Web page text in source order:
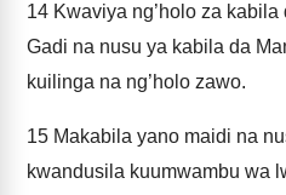
14 Kwaviya ng’holo za
Gadi na nusu ya kabila da
kuilinga na ng’holo zawo.
15 Makabila yano maidi na
kwandusila kuumwambu wa